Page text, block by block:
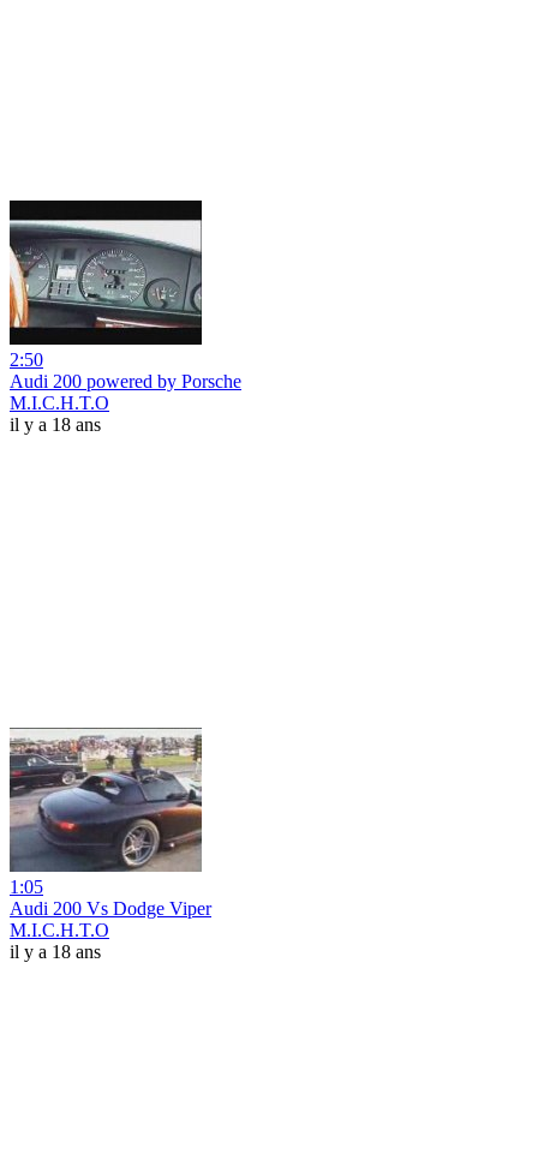
2:50
Audi 200 powered by Porsche
M.I.C.H.T.O
il y a 18 ans
1:05
Audi 200 Vs Dodge Viper
M.I.C.H.T.O
il y a 18 ans